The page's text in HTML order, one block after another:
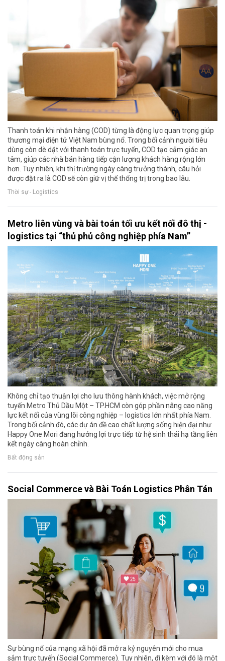
Thanh toán khi nhận hàng (COD) từng là động lực quan trọng giúp
thương mại điện tử Việt Nam bùng nổ. Trong bối cảnh người tiêu
dùng còn dè dặt với thanh toán trực tuyến, COD tạo cảm giác an
tâm, giúp các nhà bán hàng tiếp cận lượng khách hàng rộng lớn
hơn. Tuy nhiên, khi thị trường ngày càng trưởng thành, câu hỏi
được đặt ra là COD sẽ còn giữ vị thế thống trị trong bao lâu.
Thời sự - Logistics
Metro liên vùng và bài toán tối ưu kết nối đô thị -
logistics tại “thủ phủ công nghiệp phía Nam”
Không chỉ tạo thuận lợi cho lưu thông hành khách, việc mở rộng
tuyến Metro Thủ Dầu Một – TP.HCM còn góp phần nâng cao năng
lực kết nối của vùng lõi công nghiệp – logistics lớn nhất phía Nam.
Trong bối cảnh đó, các dự án đề cao chất lượng sống hiện đại như
Happy One Mori đang hưởng lợi trực tiếp từ hệ sinh thái hạ tầng liên
kết ngày càng hoàn chỉnh.
Bất động sản
Social Commerce và Bài Toán Logistics Phân Tán
Sự bùng nổ của mạng xã hội đã mở ra kỷ nguyên mới cho mua
sắm trực tuyến (Social Commerce). Tuy nhiên, đi kèm với đó là một